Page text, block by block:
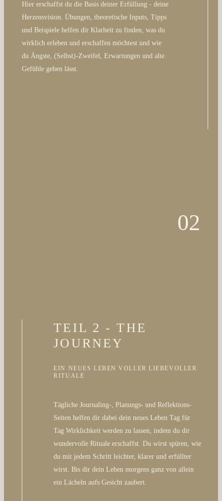
Hier erschaffst du die Basis deiner Erfüllung - deine
Herzensvision. Übungen, theoretische Inputs, Tipps
und Beispiele helfen dir Klarheit zu finden, was du
wirklich erleben und erschaffen möchtest und wie
du Ängste, (Selbst)-Zweifel, Erwartungen und alte
Gefühle gehen lässt.
TEIL 2 - THE
JOURNEY
EIN NEUES LEBEN VOLLER LIEBEVOLLER
RITUALE
Tägliche Journaling-, Planungs- und Reflektions-
Seiten helfen dir dabei dein neues Leben Tag für
Tag Wirklichkeit werden zu lassen, indem du dir
wundervolle Rituale erschaffst. Du wirst spüren, wie
du mit jedem Schritt leichter, klarer und erfüllter
wirst. Bis dir dein Leben morgens ganz von allein
ein Lächeln aufs Gesicht zaubert.
02